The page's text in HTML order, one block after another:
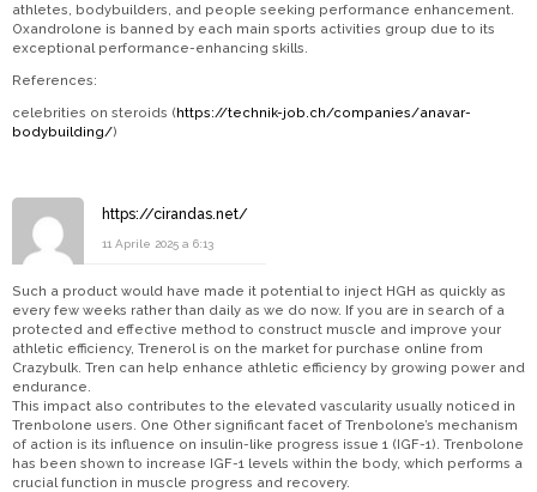
athletes, bodybuilders, and people seeking performance enhancement.
Oxandrolone is banned by each main sports activities group due to its
exceptional performance-enhancing skills.
References:
celebrities on steroids (https://technik-job.ch/companies/anavar-
bodybuilding/)
https://cirandas.net/
11 Aprile 2025 a 6:13
Such a product would have made it potential to inject HGH as quickly as
every few weeks rather than daily as we do now. If you are in search of a
protected and effective method to construct muscle and improve your
athletic efficiency, Trenerol is on the market for purchase online from
Crazybulk. Tren can help enhance athletic efficiency by growing power and
endurance.
This impact also contributes to the elevated vascularity usually noticed in
Trenbolone users. One Other significant facet of Trenbolone’s mechanism
of action is its influence on insulin-like progress issue 1 (IGF-1). Trenbolone
has been shown to increase IGF-1 levels within the body, which performs a
crucial function in muscle progress and recovery.